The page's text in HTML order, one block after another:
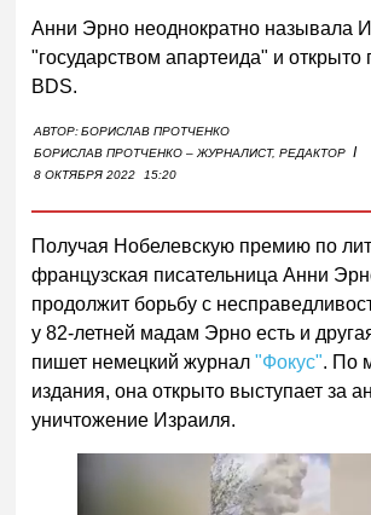
Анни Эрно неоднократно называла
"государством апартеида" и открыто
BDS.
АВТОР:БОРИСЛАВ ПРОТЧЕНКО
БОРИСЛАВ ПРОТЧЕНКО – ЖУРНАЛИСТ, РЕДАКТОР I
8 ОКТЯБРЯ 2022 15:20
Получая Нобелевскую премию по
французская писательница Анни
продолжит борьбу с
у 82-летней мадам Эрно есть и
пишет немецкий журнал"Фокус". По
издания, она открыто выступает за
уничтожение Израиля.